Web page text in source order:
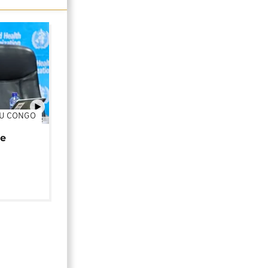
01:02
CONGO